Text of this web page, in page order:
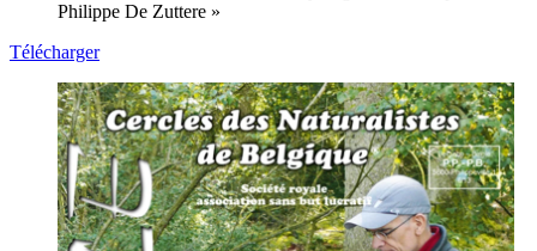
Philippe De Zuttere »
Télécharger